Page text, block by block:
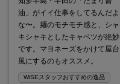
油」がイイ仕事をしてるんだよ
な〜。麺のモチモチ感と、シャ
キシャキとしたキャベツが絶妙
です。マヨネーズをかけて屋台
風にするのもオススメ。
WiSEスタッフおすすめの逸品